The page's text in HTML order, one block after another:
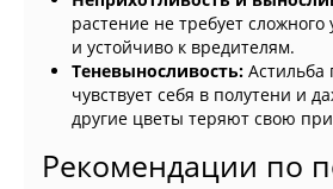
растение не требует сложного
и устойчиво к вредителям.
Теневыносливость: Астильба
чувствует себя в полутени и
другие цветы теряют свою
Рекомендации по